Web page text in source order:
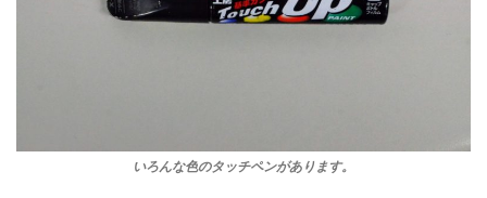
いろんな色のタッチペンがあります。